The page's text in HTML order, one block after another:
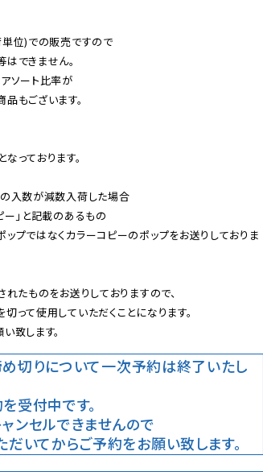
位)での販売ですので
できません。
ソート比率が
もございます。
っております。
の入数が減数入荷した場合
」と記載のあるもの
プではなくカラーコピーのポップをお送りしておりま
れたものをお送りしておりますので、
って使用していただくことになります。
致します。
切りについて一次予約は終了いたし
受付中です。
ンセルできませんので
だいてからご予約をお願い致します。